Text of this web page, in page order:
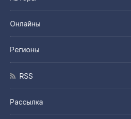
Онлайны
Регионы
RSS
Рассылка